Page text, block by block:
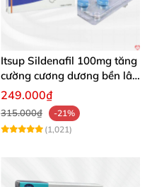
Itsup Sildenafil 100mg tăng
cường cương dương bền lâu
nam
249.000₫
315.000₫
-21%
(1,021)